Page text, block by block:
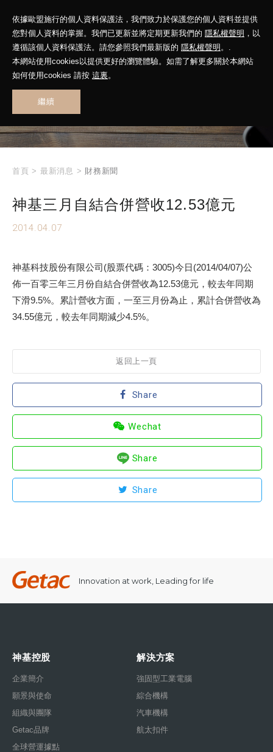
依據歐盟施行的個人資料保護法，我們致力於保護您的個人資料並提供
您對個人資料的掌握。我們已更新並將定期更新我們的 隱私權聲明 ，以
遵循該個人資料保護法。請您參照我們最新版的 隱私權聲明 。.
本網站使用cookies以提供更好的瀏覽體驗。如需了解更多關於本網站
如何使用cookies 請按 這裏。
繼續
WHAT'S NEW
首頁 > 最新消息 > 財務新聞
神基三月自結合併營收12.53億元
2014.04.07
神基科技股份有限公司(股票代碼：3005)今日(2014/04/07)公
佈一百零三年三月份自結合併營收為12.53億元，較去年同期
下滑9.5%。累計營收方面，一至三月份為止，累計合併營收為
34.55億元，較去年同期減少4.5%。
返回上一頁
Share
Wechat
Share
Share
Innovation at work, Leading for life
神基控股
企業簡介
願景與使命
組織與團隊
Getac品牌
全球營運據點
解決方案
強固型工業電腦
綜合機構
汽車機構
航太扣件